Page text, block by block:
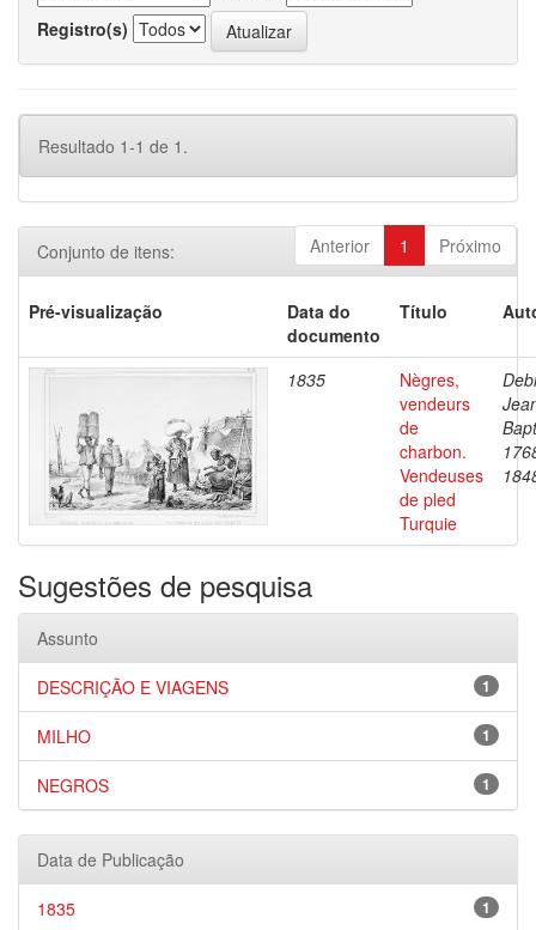
Registro(s)
Resultado 1-1 de 1.
Anterior 1 Próximo
Conjunto de itens:
Pré-visualização
Data do
documento
Título
1835
Nègres,
vendeurs
de
charbon.
Vendeuses
de pled
Turquie
Sugestões de pesquisa
Assunto
1
DESCRIÇÃO E VIAGENS
1
MILHO
1
NEGROS
Data de Publicação
1
1835